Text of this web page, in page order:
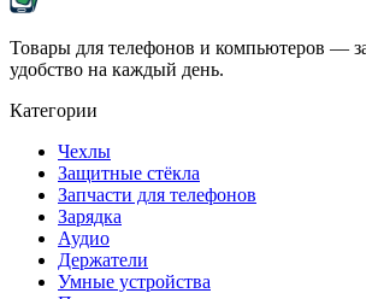
Товары для телефонов и компьютеров —
удобство на каждый день.
Категории
Чехлы
Защитные стёкла
Запчасти для телефонов
Зарядка
Аудио
Держатели
Умные устройства